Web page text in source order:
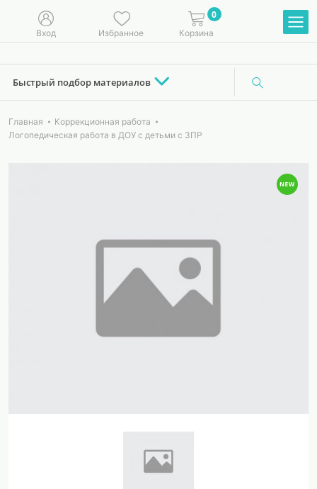
Вход Избранное
0
Корзина
Быстрый подбор материалов
Главная
Коррекционная работа
Логопедическая работа в ДОУ с детьми с ЗПР